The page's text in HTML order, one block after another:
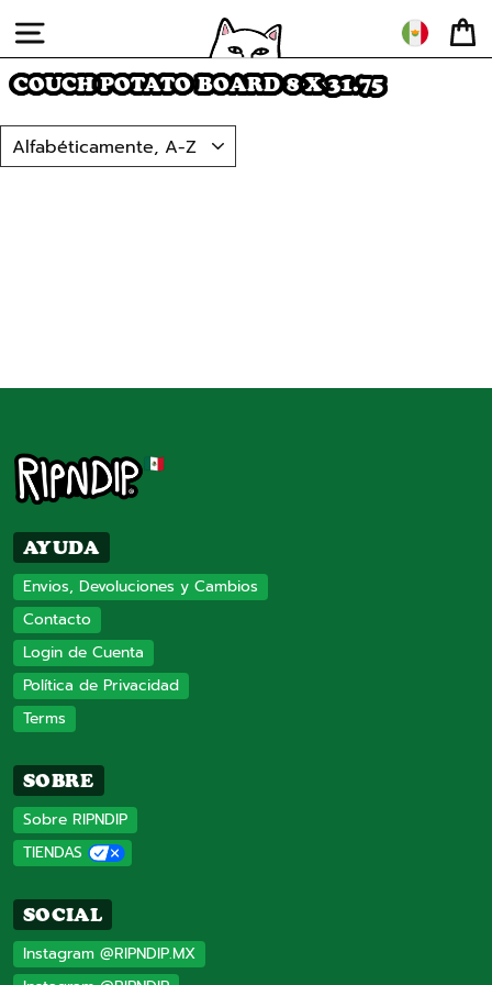
directamente
contenido
NAVEGACIÓN
COUCH POTATO BOARD 8 X 31.75
ORDENAR
AYUDA
Envios, Devoluciones y Cambios
Contacto
Login de Cuenta
Política de Privacidad
Terms
SOBRE
Sobre RIPNDIP
TIENDAS
SOCIAL
Instagram @RIPNDIP.MX